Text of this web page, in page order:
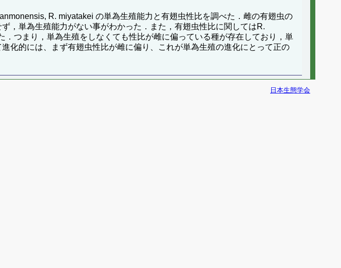
R. miyatakei の単為生殖能力と有翅虫性比を調べた．雌の有翅虫の
，単為生殖能力がない事がわかった．また，有翅虫性比に関してはR.
つまり，単為生殖をしなくても性比が雌に偏っている種が存在しており，単
化的には、まず有翅虫性比が雌に偏り、これが単為生殖の進化にとって正の
日本生態学会